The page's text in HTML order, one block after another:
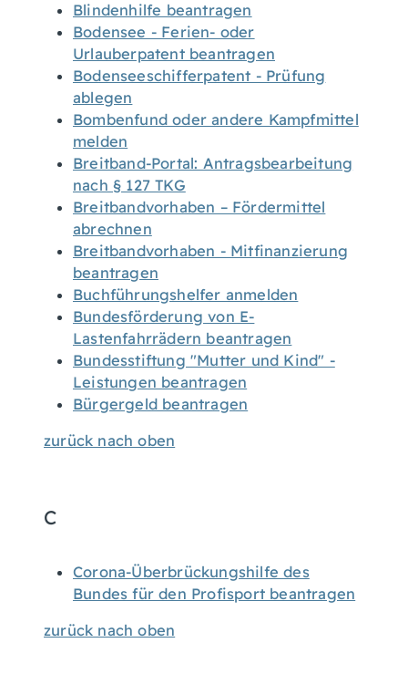
Blindenhilfe beantragen
Bodensee - Ferien- oder
Urlauberpatent beantragen
Bodenseeschifferpatent - Prüfung
ablegen
Bombenfund oder andere Kampfmittel
melden
Breitband-Portal: Antragsbearbeitung
nach § 127 TKG
Breitbandvorhaben – Fördermittel
abrechnen
Breitbandvorhaben - Mitfinanzierung
beantragen
Buchführungshelfer anmelden
Bundesförderung von E-
Lastenfahrrädern beantragen
Bundesstiftung "Mutter und Kind" -
Leistungen beantragen
Bürgergeld beantragen
zurück nach oben
C
Corona-Überbrückungshilfe des
Bundes für den Profisport beantragen
zurück nach oben